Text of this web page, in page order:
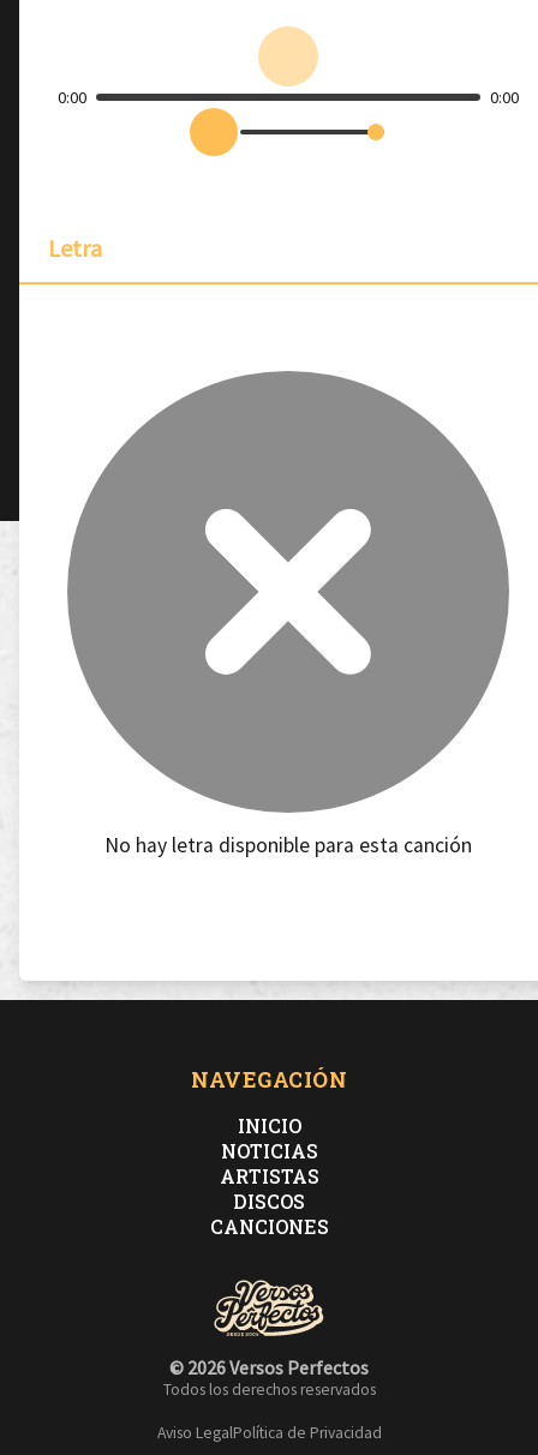
0:00 0:00
Letra
No hay letra disponible para esta canción
NAVEGACIÓN
INICIO
NOTICIAS
ARTISTAS
DISCOS
CANCIONES
© 2026 Versos Perfectos
Todos los derechos reservados
Aviso LegalPolítica de Privacidad